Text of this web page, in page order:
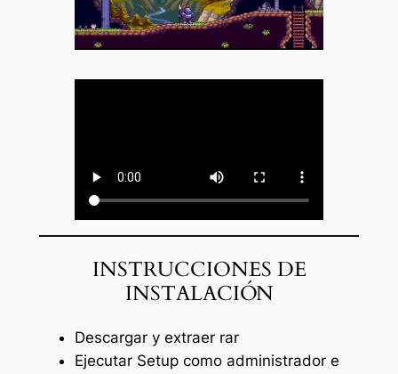
INSTRUCCIONES DE
INSTALACIÓN
Descargar y extraer rar
Ejecutar Setup como administrador e